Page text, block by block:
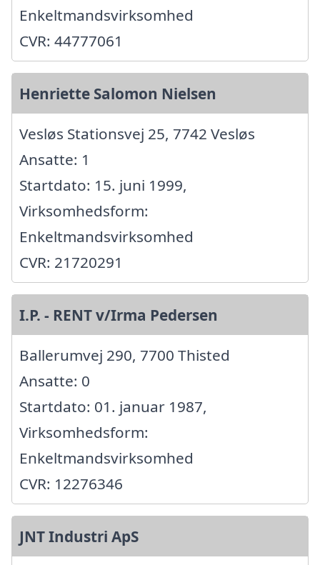
Enkeltmandsvirksomhed
CVR: 44777061
Henriette Salomon Nielsen
Vesløs Stationsvej 25, 7742 Vesløs
Ansatte: 1
Startdato: 15. juni 1999,
Virksomhedsform:
Enkeltmandsvirksomhed
CVR: 21720291
I.P. - RENT v/Irma Pedersen
Ballerumvej 290, 7700 Thisted
Ansatte: 0
Startdato: 01. januar 1987,
Virksomhedsform:
Enkeltmandsvirksomhed
CVR: 12276346
JNT Industri ApS